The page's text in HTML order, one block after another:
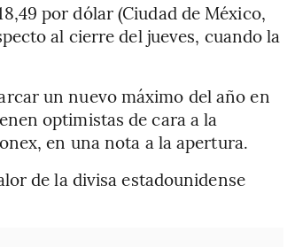
por dólar (Ciudad de México,
al cierre del jueves, cuando la
un nuevo máximo del año en
optimistas de cara a la
en una nota a la apertura.
de la divisa estadounidense